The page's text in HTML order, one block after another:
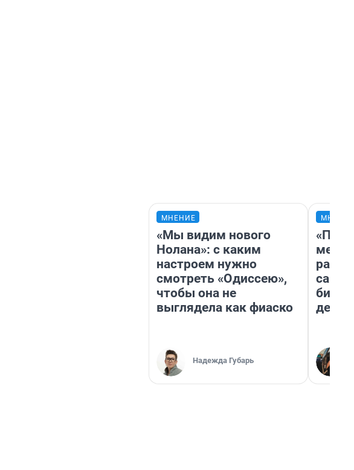
МНЕНИЕ
«Мы видим нового
Нолана»: с каким
настроем нужно
смотреть «Одиссею»,
чтобы она не
выглядела как фиаско
Надежда Губарь